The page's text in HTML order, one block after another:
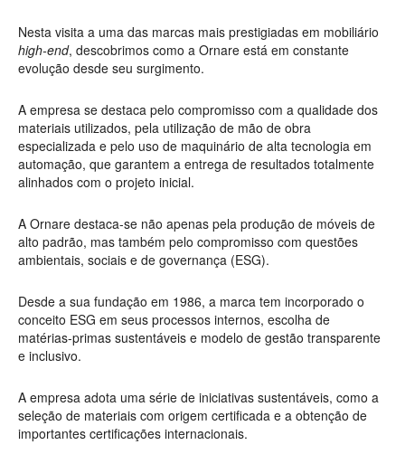
Nesta visita a uma das marcas mais prestigiadas em mobiliário
high-end, descobrimos como a Ornare está em constante
evolução desde seu surgimento.
A empresa se destaca pelo compromisso com a qualidade dos
materiais utilizados, pela utilização de mão de obra
especializada e pelo uso de maquinário de alta tecnologia em
automação, que garantem a entrega de resultados totalmente
alinhados com o projeto inicial.
A Ornare destaca-se não apenas pela produção de móveis de
alto padrão, mas também pelo compromisso com questões
ambientais, sociais e de governança (ESG).
Desde a sua fundação em 1986, a marca tem incorporado o
conceito ESG em seus processos internos, escolha de
matérias-primas sustentáveis e modelo de gestão transparente
e inclusivo.
A empresa adota uma série de iniciativas sustentáveis, como a
seleção de materiais com origem certificada e a obtenção de
importantes certificações internacionais.